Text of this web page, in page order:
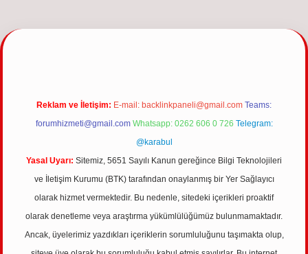
giriş
Reklam ve İletişim: E-mail: backlinkpaneli@gmail.com Teams:
forumhizmeti@gmail.com Whatsapp: 0262 606 0 726 Telegram:
@karabul
Yasal Uyarı: Sitemiz, 5651 Sayılı Kanun gereğince Bilgi Teknolojileri
ve İletişim Kurumu (BTK) tarafından onaylanmış bir Yer Sağlayıcı
olarak hizmet vermektedir. Bu nedenle, sitedeki içerikleri proaktif
olarak denetleme veya araştırma yükümlülüğümüz bulunmamaktadır.
Ancak, üyelerimiz yazdıkları içeriklerin sorumluluğunu taşımakta olup,